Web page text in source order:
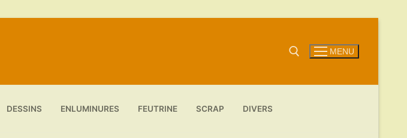
MENU
DESSINS ENLUMINURES FEUTRINE SCRAP DIVERS